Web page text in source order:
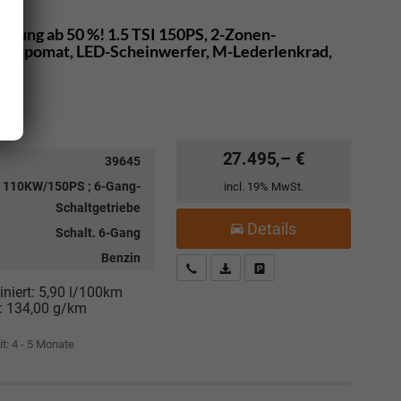
ab 50 %! 1.5 TSI 150PS, 2-Zonen-
LED-Scheinwerfer, M-Lederlenkrad,
39645
110KW/150PS ; 6-Gang-
Schaltgetriebe
Schalt. 6-Gang
Benzin
5,90 l/100km
134,00 g/km
4 - 5 Monate
27.495,– €
incl. 19% MwSt.
Details
Kostenloser Rückruf-Service
PDF-Datei, Fahrzeugexposé